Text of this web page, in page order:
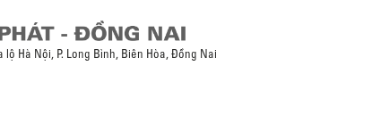
lộ Hà Nội, P. Long Bình, Biên Hòa, Đồng Nai